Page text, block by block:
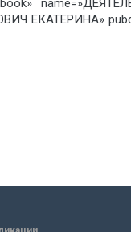
ЕКАТЕРИНА»